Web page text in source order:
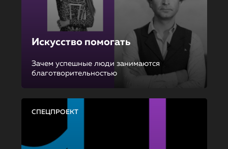
Искусство помогать
Зачем успешные люди занимаются
благотворительностью
СПЕЦПРОЕКТ